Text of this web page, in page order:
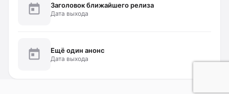
Заголовок ближайшего релиза
Дата выхода
Ещё один анонс
Дата выхода